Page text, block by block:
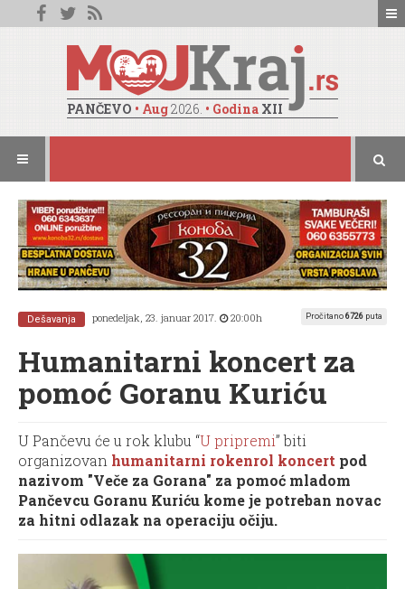
PANČEVO • Aug2026. • Godina XII
Dešavanja ponedeljak, 23. januar 2017. 20:00h Pročitano 6726 puta
Humanitarni koncert za
pomoć Goranu Kuriću
U Pančevu će u rok klubu “U pripremi” biti
organizovan humanitarni rokenrol koncert pod
nazivom "Veče za Gorana" za pomoć mladom
Pančevcu Goranu Kuriću kome je potreban novac
za hitni odlazak na operaciju očiju.